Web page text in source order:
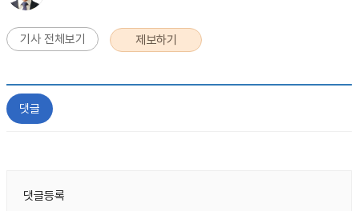
기사 전체보기 제보하기
댓글
댓글등록